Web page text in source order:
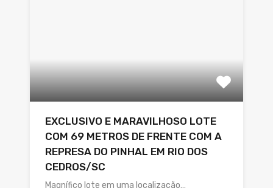
EXCLUSIVO E MARAVILHOSO LOTE
COM 69 METROS DE FRENTE COM A
REPRESA DO PINHAL EM RIO DOS
CEDROS/SC
Magnífico lote em uma localização…